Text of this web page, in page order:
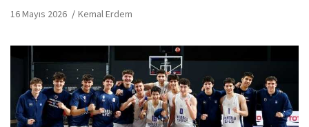
16 Mayıs 2026 Kemal Erdem